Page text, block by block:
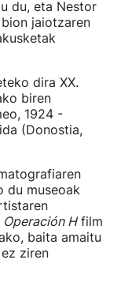
du, eta Nestor
jaiotzaren
dira XX.
biren
1924 -
(Donostia,
du museoak
Operación Hfilm
baita amaitu
ziren